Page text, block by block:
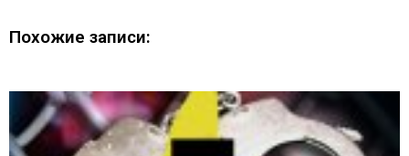
Похожие записи: